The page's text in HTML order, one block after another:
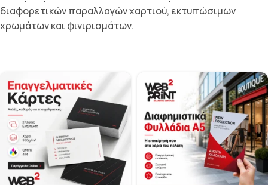
διαφορετικών παραλλαγών χαρτιού, εκτυπώσιμων
χρωμάτων και φινιρισμάτων.